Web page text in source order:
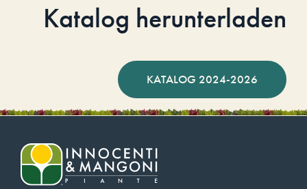
Katalog herunterladen
KATALOG 2024-2026